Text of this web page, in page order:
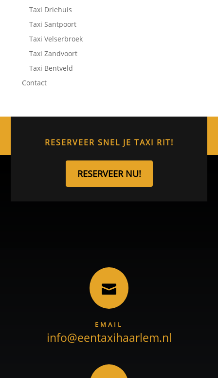
Taxi Driehuis
Taxi Santpoort
Taxi Velserbroek
Taxi Zandvoort
Taxi Bentveld
Contact
RESERVEER SNEL JE TAXI RIT!
RESERVEER NU!

EMAIL
info@eentaxihaarlem.nl